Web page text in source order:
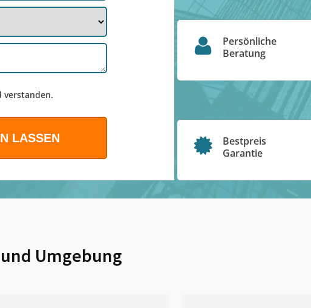
verstanden.
Persönliche
Beratung
Bestpreis
Garantie
und Umgebung